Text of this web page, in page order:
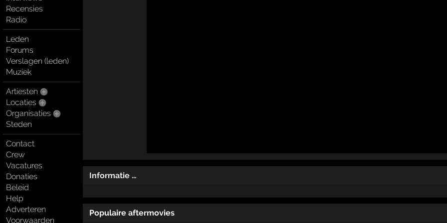
Recensies
Radio
Leden
Forums
Verslagen (leden)
Muziek
Artiesten
Locaties
Organisaties
Steden
Contact
Crew
Vacatures
Donaties
Beleid
Help
Adverteren
Voorwaarden
Informatie …
Populaire aftermovies